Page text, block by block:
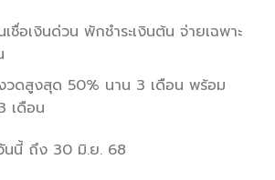
ชื่อเงินด่วน พักชำระเงินต้น จ่ายเฉพาะ
วดสูงสุด 50% นาน 3 เดือน พร้อม
เดือน
นนี้ ถึง 30 มิ.ย. 68